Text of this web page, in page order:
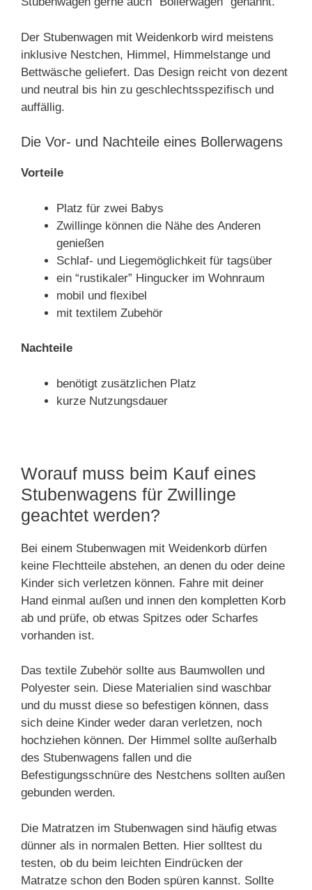
Der Stubenwagen mit Weidenkorb wird meistens
inklusive Nestchen, Himmel, Himmelstange und
Bettwäsche geliefert. Das Design reicht von dezent
und neutral bis hin zu geschlechtsspezifisch und
auffällig.
Die Vor- und Nachteile eines Bollerwagens
Vorteile
Platz für zwei Babys
Zwillinge können die Nähe des Anderen
genießen
Schlaf- und Liegemöglichkeit für tagsüber
ein “rustikaler” Hingucker im Wohnraum
mobil und flexibel
mit textilem Zubehör
Nachteile
benötigt zusätzlichen Platz
kurze Nutzungsdauer
Worauf muss beim Kauf eines
Stubenwagens für Zwillinge
geachtet werden?
Bei einem Stubenwagen mit Weidenkorb dürfen
keine Flechtteile abstehen, an denen du oder deine
Kinder sich verletzen können. Fahre mit deiner
Hand einmal außen und innen den kompletten Korb
ab und prüfe, ob etwas Spitzes oder Scharfes
vorhanden ist.
Das textile Zubehör sollte aus Baumwollen und
Polyester sein. Diese Materialien sind waschbar
und du musst diese so befestigen können, dass
sich deine Kinder weder daran verletzen, noch
hochziehen können. Der Himmel sollte außerhalb
des Stubenwagens fallen und die
Befestigungsschnüre des Nestchens sollten außen
gebunden werden.
Die Matratzen im Stubenwagen sind häufig etwas
dünner als in normalen Betten. Hier solltest du
testen, ob du beim leichten Eindrücken der
Matratze schon den Boden spüren kannst. Sollte